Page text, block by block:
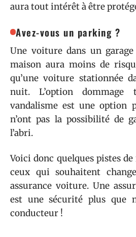
aura tout intérêt à être
Avez-vous un parking ?
Une voiture dans un
maison aura moins de
qu’une voiture stationnée
nuit. L’option dommage
vandalisme est une option
n’ont pas la possibilité de
l’abri.
Voici donc quelques pistes
ceux qui souhaitent
assurance voiture. Une
est une sécurité plus que
conducteur !